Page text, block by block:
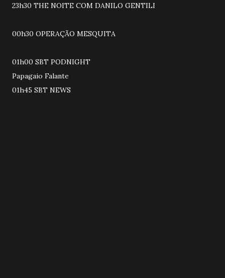
23h30 THE NOITE COM DANILO GENTILI
00h30 OPERAÇÃO MESQUITA
01h00 SBT PODNIGHT
Papagaio Falante
01h45 SBT NEWS